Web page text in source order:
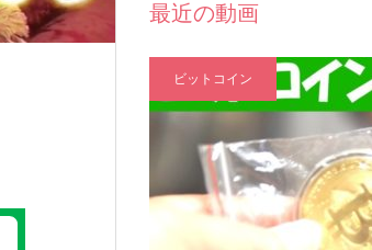
最近の動画
ビットコイン